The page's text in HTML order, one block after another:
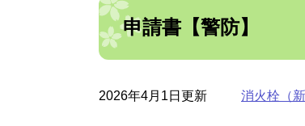
申請書【警防】
2026年4月1日更新 消火栓（